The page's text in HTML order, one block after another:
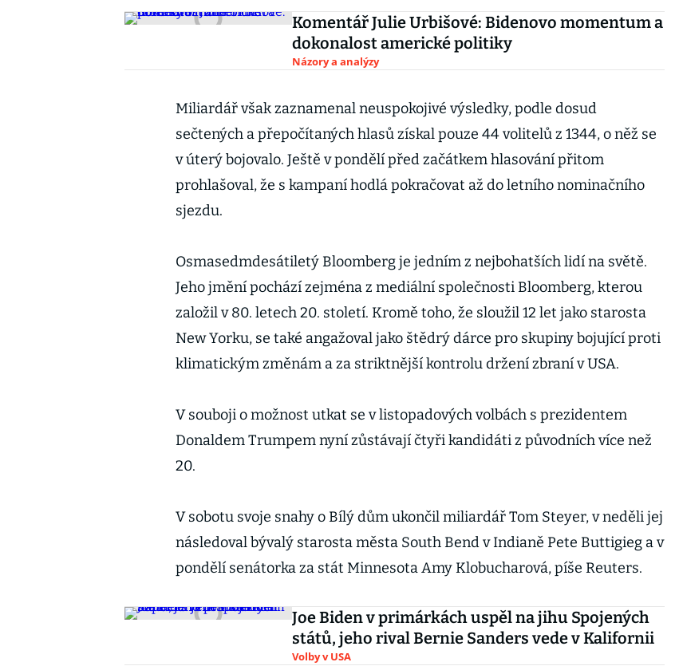
Komentář Julie Urbišové: Bidenovo momentum a
dokonalost americké politiky
Názory a analýzy
Miliardář však zaznamenal neuspokojivé výsledky, podle dosud
sečtených a přepočítaných hlasů získal pouze 44 volitelů z 1344, o něž se
v úterý bojovalo. Ještě v pondělí před začátkem hlasování přitom
prohlašoval, že s kampaní hodlá pokračovat až do letního nominačního
sjezdu.
Osmasedmdesátiletý Bloomberg je jedním z nejbohatších lidí na světě.
Jeho jmění pochází zejména z mediální společnosti Bloomberg, kterou
založil v 80. letech 20. století. Kromě toho, že sloužil 12 let jako starosta
New Yorku, se také angažoval jako štědrý dárce pro skupiny bojující proti
klimatickým změnám a za striktnější kontrolu držení zbraní v USA.
V souboji o možnost utkat se v listopadových volbách s prezidentem
Donaldem Trumpem nyní zůstávají čtyři kandidáti z původních více než
20.
V sobotu svoje snahy o Bílý dům ukončil miliardář Tom Steyer, v neděli jej
následoval bývalý starosta města South Bend v Indianě Pete Buttigieg a v
pondělí senátorka za stát Minnesota Amy Klobucharová, píše Reuters.
Joe Biden v primárkách uspěl na jihu Spojených
států, jeho rival Bernie Sanders vede v Kalifornii
Volby v USA